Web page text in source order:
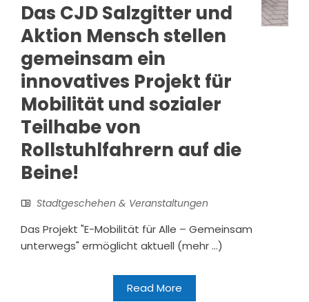
Das CJD Salzgitter und
Aktion Mensch stellen
gemeinsam ein
innovatives Projekt für
Mobilität und sozialer
Teilhabe von
Rollstuhlfahrern auf die
Beine!
Stadtgeschehen & Veranstaltungen
Das Projekt "E-Mobilität für Alle – Gemeinsam
unterwegs" ermöglicht aktuell (mehr …)
Read More